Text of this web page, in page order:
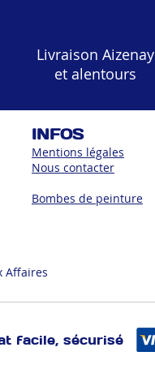
Livraison Aizenay
et alentours
INFOS
Mentions légales
Nous contacter
Bombes de peinture
Affaires
facile, sécurisé